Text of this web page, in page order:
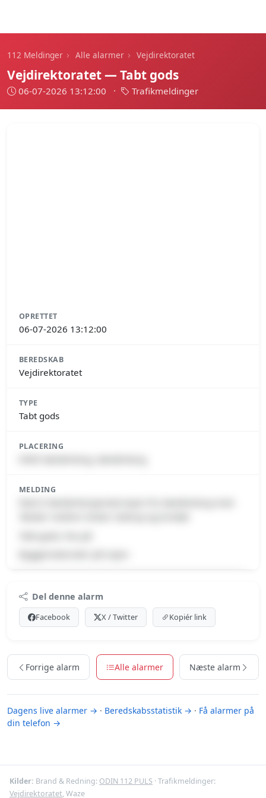
112 Meldinger › Alle alarmer › Vejdirektoratet
Vejdirektoratet — Tabt gods
06-07-2026 13:12:00 · Trafikmeldinger
OPRETTET
06-07-2026 13:12:00
BEREDSKAB
Vejdirektoratet
TYPE
Tabt gods
PLACERING
MELDING
Log ind med Premium for at se meldingen og kortet.
Del denne alarm
Facebook X / Twitter Kopiér link
Forrige alarm Alle alarmer Næste alarm
Dagens live alarmer → · Beredskabsstatistik → · Få alarmer på
din telefon →
Kilder: Brand & Redning: ODIN 112 PULS · Trafikmeldinger:
Vejdirektoratet, Waze